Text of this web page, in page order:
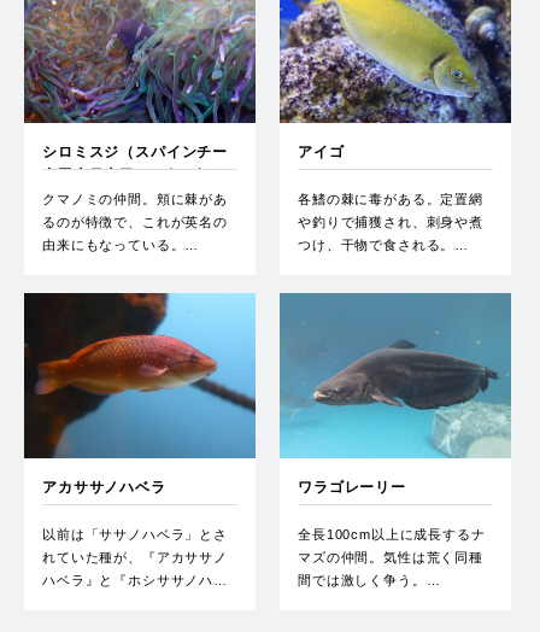
シロミスジ（スパインチー
クアネモネフィッシュ）
クマノミの仲間。頬に棘があ
るのが特徴で、これが英名の
由来にもなっている。…
アイゴ
各鰭の棘に毒がある。定置網
や釣りで捕獲され、刺身や煮
つけ、干物で食される。…
アカササノハベラ
以前は「ササノハベラ」とさ
れていた種が、『アカササノ
ハベラ』と『ホシササノハ…
ワラゴレーリー
全長100cm以上に成長するナ
マズの仲間。気性は荒く同種
間では激しく争う。…